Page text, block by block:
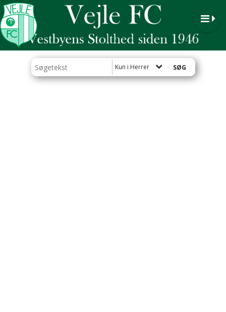
Kun i Herrer